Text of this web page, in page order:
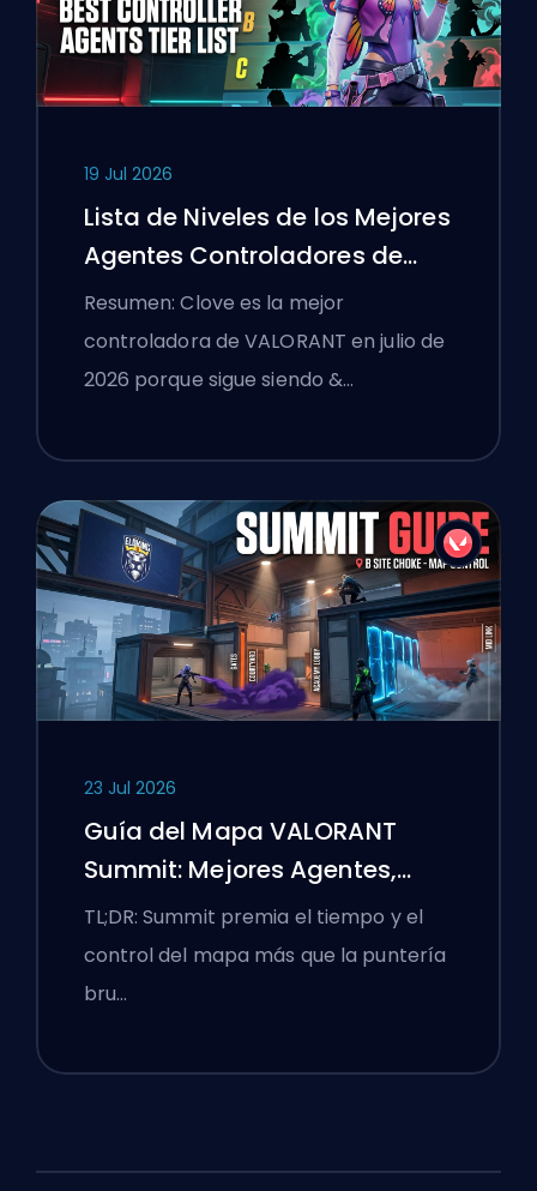
19 Jul 2026
Lista de Niveles de los Mejores
Agentes Controladores de
VALORANT
Resumen: Clove es la mejor
controladora de VALORANT en julio de
2026 porque sigue siendo &…
23 Jul 2026
Guía del Mapa VALORANT
Summit: Mejores Agentes,
Llamadas y Humos
TL;DR: Summit premia el tiempo y el
control del mapa más que la puntería
bru…